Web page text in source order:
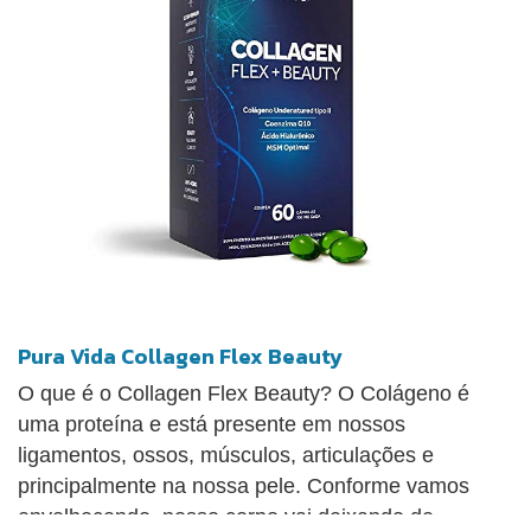
colágeno não-desnaturado e não-hidrolisado, ou
seja, com sua estrutura intacta necessária à sua
atividade no organismo.
Pura Vida Collagen Flex Beauty
O que é o Collagen Flex Beauty? O Colágeno é
uma proteína e está presente em nossos
ligamentos, ossos, músculos, articulações e
principalmente na nossa pele. Conforme vamos
envelhecendo, nosso corpo vai deixando de